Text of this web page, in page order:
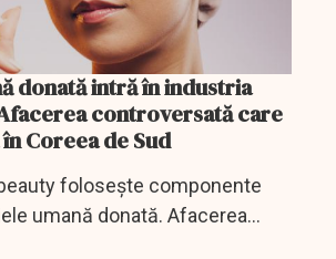
donată intră în industria
controversată care
Coreea de Sud
folosește componente
umană donată. Afacerea
provoacă dezbateri privind